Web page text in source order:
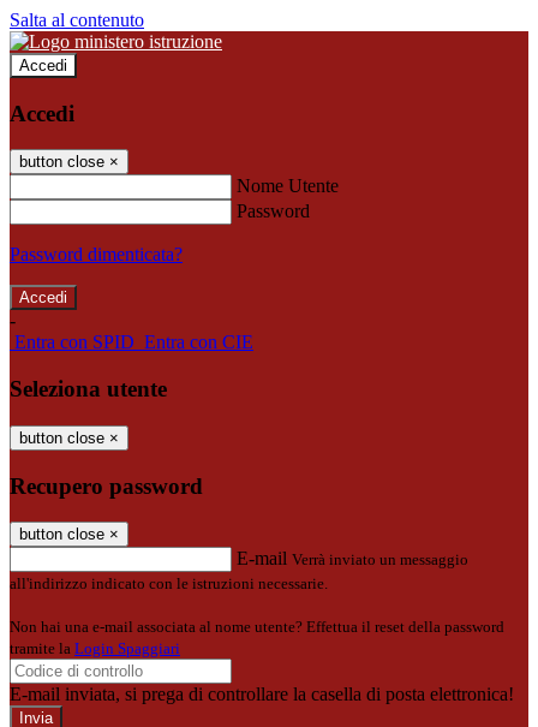
Salta al contenuto
Accedi
Accedi
button close ×
Nome Utente
Password
Password dimenticata?
-
Entra con SPID Entra con CIE
Seleziona utente
button close ×
Recupero password
button close ×
E-mail Verrà inviato un messaggio
all'indirizzo indicato con le istruzioni necessarie.
Non hai una e-mail associata al nome utente? Effettua il reset della password
tramite la Login Spaggiari
E-mail inviata, si prega di controllare la casella di posta elettronica!